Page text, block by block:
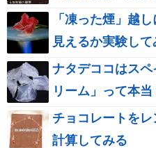
「凍った煙」越
見えるか実験して
ナタデココはス
リーム」って本当
チョコレートを
計算してみる